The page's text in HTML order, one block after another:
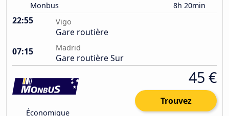
Monbus 8h 20min
22:55 Vigo
Gare routière
07:15
Madrid
Gare routière Sur
Économique
45 €
Trouvez